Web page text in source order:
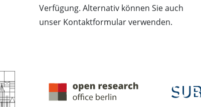
Verfügung. Alternativ können Sie auch
unser Kontaktformular verwenden.